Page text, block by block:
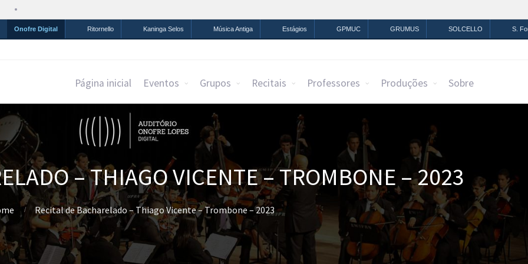
Simplifique!
Comunica BR Participe Acesso à informação Legislação Canais
Onofre Digital Ritornello Kaninga Selos Música Antiga Estágios GPMUC GRUMUS SOLCELLO S.
Página inicial Eventos Grupos Recitais Professores Produções Sobre
– THIAGO VICENTE – TROMBONE – 2023
Recital de Bacharelado – Thiago Vicente – Trombone – 2023